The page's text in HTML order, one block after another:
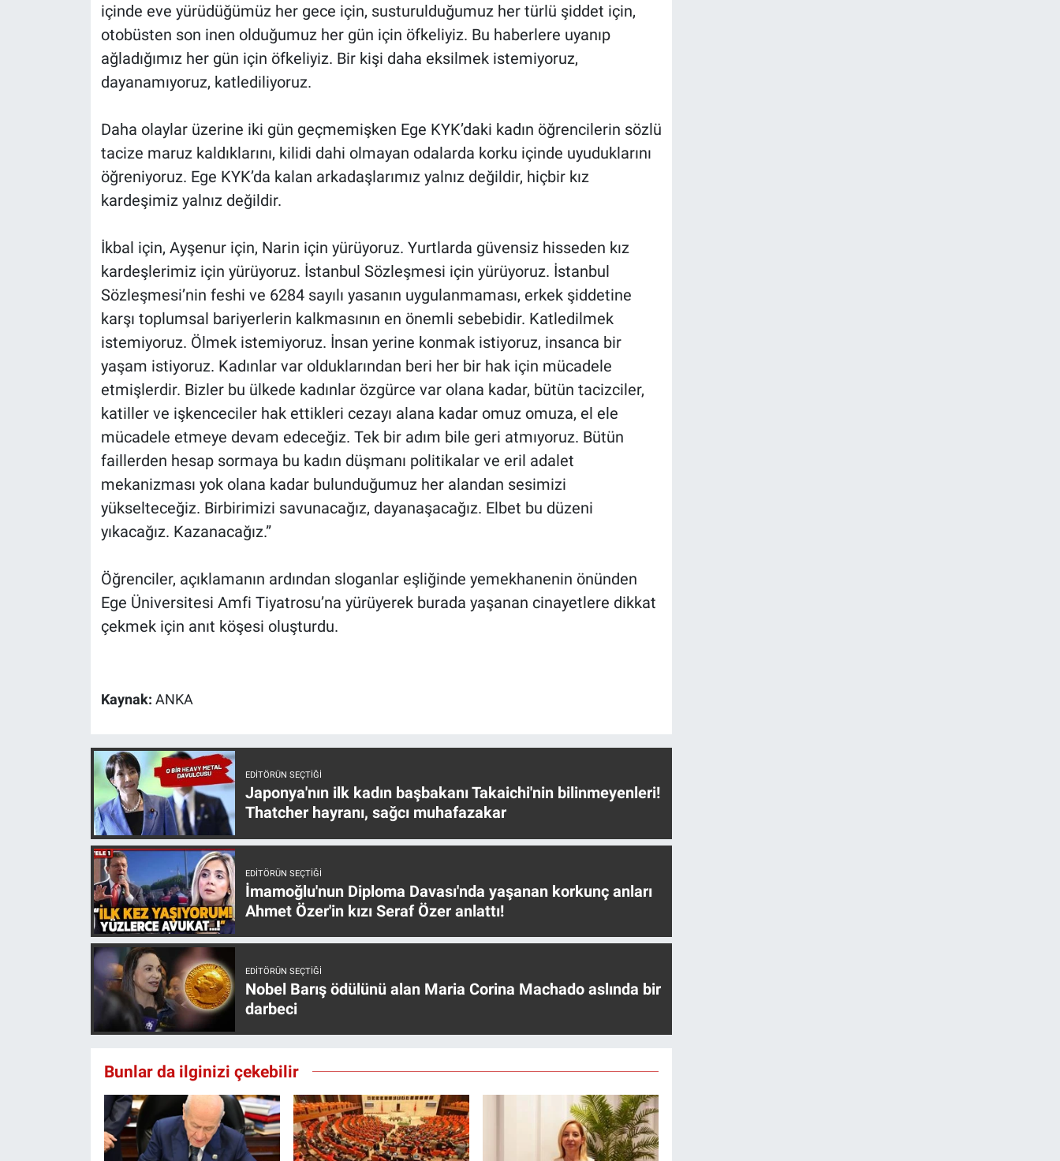
içinde eve yürüdüğümüz her gece için, susturulduğumuz her türlü şiddet için,
otobüsten son inen olduğumuz her gün için öfkeliyiz. Bu haberlere uyanıp
ağladığımız her gün için öfkeliyiz. Bir kişi daha eksilmek istemiyoruz,
dayanamıyoruz, katlediliyoruz.
Daha olaylar üzerine iki gün geçmemişken Ege KYK’daki kadın öğrencilerin sözlü
tacize maruz kaldıklarını, kilidi dahi olmayan odalarda korku içinde uyuduklarını
öğreniyoruz. Ege KYK’da kalan arkadaşlarımız yalnız değildir, hiçbir kız
kardeşimiz yalnız değildir.
İkbal için, Ayşenur için, Narin için yürüyoruz. Yurtlarda güvensiz hisseden kız
kardeşlerimiz için yürüyoruz. İstanbul Sözleşmesi için yürüyoruz. İstanbul
Sözleşmesi’nin feshi ve 6284 sayılı yasanın uygulanmaması, erkek şiddetine
karşı toplumsal bariyerlerin kalkmasının en önemli sebebidir. Katledilmek
istemiyoruz. Ölmek istemiyoruz. İnsan yerine konmak istiyoruz, insanca bir
yaşam istiyoruz. Kadınlar var olduklarından beri her bir hak için mücadele
etmişlerdir. Bizler bu ülkede kadınlar özgürce var olana kadar, bütün tacizciler,
katiller ve işkenceciler hak ettikleri cezayı alana kadar omuz omuza, el ele
mücadele etmeye devam edeceğiz. Tek bir adım bile geri atmıyoruz. Bütün
faillerden hesap sormaya bu kadın düşmanı politikalar ve eril adalet
mekanizması yok olana kadar bulunduğumuz her alandan sesimizi
yükselteceğiz. Birbirimizi savunacağız, dayanaşacağız. Elbet bu düzeni
yıkacağız. Kazanacağız.”
Öğrenciler, açıklamanın ardından sloganlar eşliğinde yemekhanenin önünden
Ege Üniversitesi Amfi Tiyatrosu’na yürüyerek burada yaşanan cinayetlere dikkat
çekmek için anıt köşesi oluşturdu.
Kaynak: ANKA
EDITÖRÜN SEÇTIĞI
Japonya'nın ilk kadın başbakanı Takaichi'nin bilinmeyenleri!
Thatcher hayranı, sağcı muhafazakar
EDITÖRÜN SEÇTIĞI
İmamoğlu'nun Diploma Davası'nda yaşanan korkunç anları
Ahmet Özer'in kızı Seraf Özer anlattı!
EDITÖRÜN SEÇTIĞI
Nobel Barış ödülünü alan Maria Corina Machado aslında bir
darbeci
Bunlar da ilginizi çekebilir